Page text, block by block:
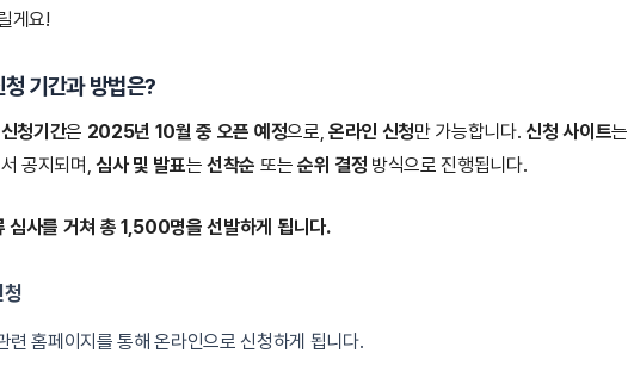
게요!
기간과 방법은?
청기간은 2025년 10월 중 오픈 예정으로, 온라인 신청만 가능합니다.신청 사이트는
공지되며, 심사 및 발표는선착순 또는 순위 결정 방식으로 진행됩니다.
심사를 거쳐 총 1,500명을 선발하게 됩니다.
련 홈페이지를 통해 온라인으로 신청하게 됩니다.